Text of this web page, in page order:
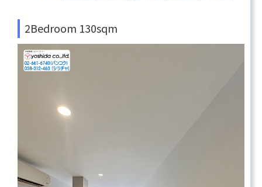
2Bedroom 130sqm